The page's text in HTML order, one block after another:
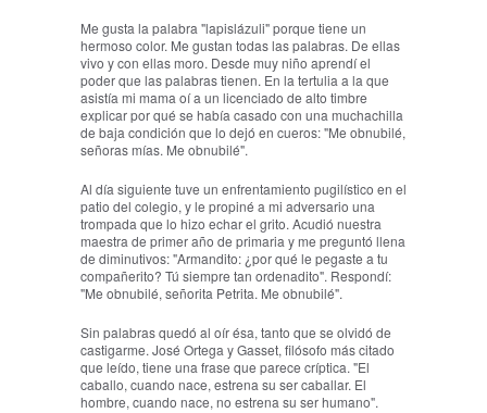
Me gusta la palabra "lapislázuli" porque tiene un
hermoso color. Me gustan todas las palabras. De ellas
vivo y con ellas moro. Desde muy niño aprendí el
poder que las palabras tienen. En la tertulia a la que
asistía mi mama oí a un licenciado de alto timbre
explicar por qué se había casado con una muchachilla
de baja condición que lo dejó en cueros: "Me obnubilé,
señoras mías. Me obnubilé".
Al día siguiente tuve un enfrentamiento pugilístico en el
patio del colegio, y le propiné a mi adversario una
trompada que lo hizo echar el grito. Acudió nuestra
maestra de primer año de primaria y me preguntó llena
de diminutivos: "Armandito: ¿por qué le pegaste a tu
compañerito? Tú siempre tan ordenadito". Respondí:
"Me obnubilé, señorita Petrita. Me obnubilé".
Sin palabras quedó al oír ésa, tanto que se olvidó de
castigarme. José Ortega y Gasset, filósofo más citado
que leído, tiene una frase que parece críptica. "El
caballo, cuando nace, estrena su ser caballar. El
hombre, cuando nace, no estrena su ser humano".